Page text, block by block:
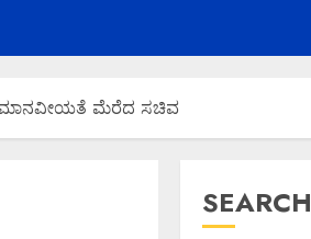
ಮಾನವೀಯತೆ ಮೆರೆದ ಸಚಿವ
SEARCH